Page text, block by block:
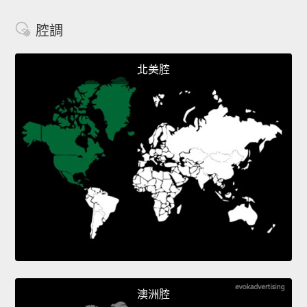
腔調
北美腔
澳洲腔